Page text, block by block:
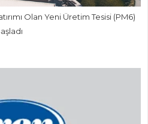
Olan Yeni Üretim Tesisi (PM6)